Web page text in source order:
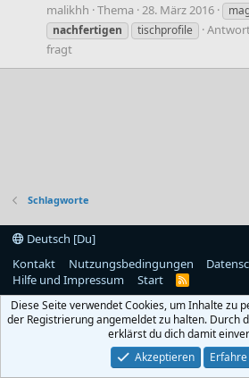
malikhh Thema 28. März 2016
nachfertigen
tischprofile
fragt
Schlagworte
Deutsch [Du]
Kontakt
Nutzungsbedingungen
Hilfe und Impressum
Start
R
S
Diese Seite verwendet Cookies, um Inhalte zu
der Registrierung angemeldet zu halten. Durch
erklärst du dich damit
Akzeptieren